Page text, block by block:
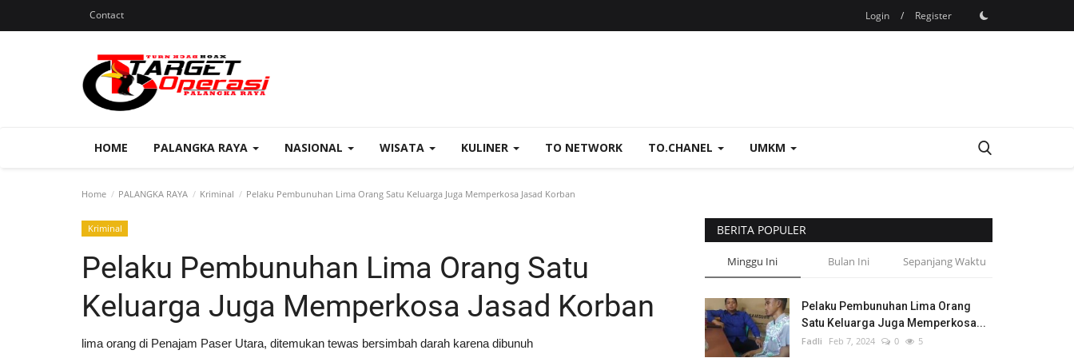
Contact Login / Register
HOME PALANGKA RAYA NASIONAL WISATA KULINER TO NETWORK TO.CHANEL UMKM
Home PALANGKA RAYA Kriminal Pelaku Pembunuhan Lima Orang Satu Keluarga Juga Memperkosa Jasad Korban
Kriminal
Pelaku Pembunuhan Lima Orang Satu
Keluarga Juga Memperkosa Jasad Korban
lima orang di Penajam Paser Utara, ditemukan tewas bersimbah darah karena dibunuh
BERITA POPULER
Minggu Ini Bulan Ini Sepanjang Waktu
Pelaku Pembunuhan Lima Orang
Satu Keluarga Juga Memperkosa...
Fadli Feb 7, 2024 0 5